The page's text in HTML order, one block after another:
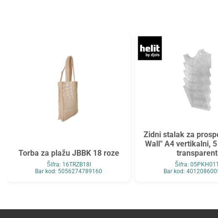
Torba za plažu JBBK 18 roze
Šifra: 16TRZB18I
Bar kod: 5056274789160
Zidni stalak za
Wall" A4 vertikalni,
transparent
Šifra:
Bar kod: